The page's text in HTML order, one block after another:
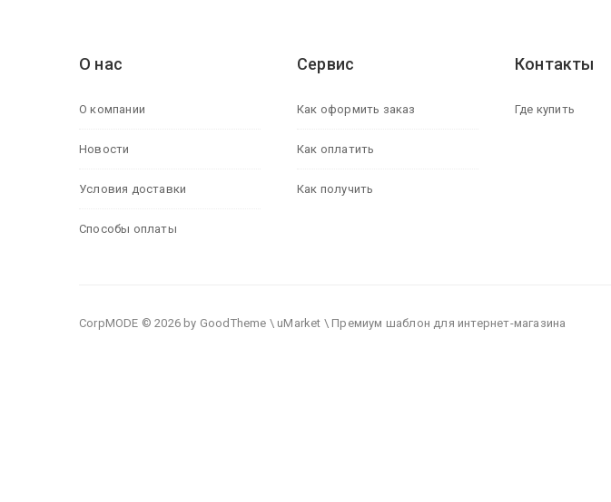
О нас
О компании
Новости
Условия доставки
Способы оплаты
Сервис
Как оформить заказ
Как оплатить
Как получить
Контакты
Где купить
CorpMODE © 2026 by GoodTheme \ uMarket \ Премиум шаблон для интернет-магазина